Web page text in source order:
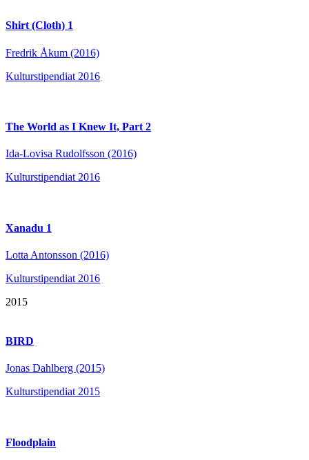
Shirt (Cloth) 1
Fredrik Åkum (2016)
Kulturstipendiat 2016
The World as I Knew It, Part 2
Ida-Lovisa Rudolfsson (2016)
Kulturstipendiat 2016
Xanadu 1
Lotta Antonsson (2016)
Kulturstipendiat 2016
2015
BIRD
Jonas Dahlberg (2015)
Kulturstipendiat 2015
Floodplain